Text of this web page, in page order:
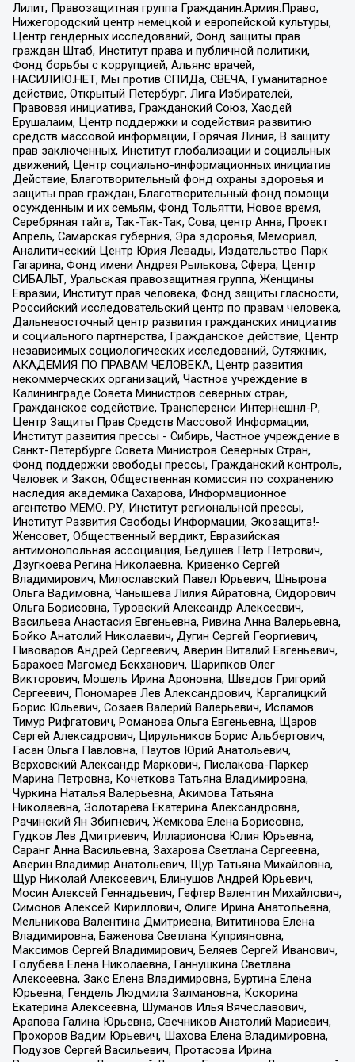
Лилит, Правозащитная группа Гражданин.Армия.Право,
Нижегородский центр немецкой и европейской культуры,
Центр гендерных исследований, Фонд защиты прав
граждан Штаб, Институт права и публичной политики,
Фонд борьбы с коррупцией, Альянс врачей,
НАСИЛИЮ.НЕТ, Мы против СПИДа, СВЕЧА, Гуманитарное
действие, Открытый Петербург, Лига Избирателей,
Правовая инициатива, Гражданский Союз, Хасдей
Ерушалаим, Центр поддержки и содействия развитию
средств массовой информации, Горячая Линия, В защиту
прав заключенных, Институт глобализации и социальных
движений, Центр социально-информационных инициатив
Действие, Благотворительный фонд охраны здоровья и
защиты прав граждан, Благотворительный фонд помощи
осужденным и их семьям, Фонд Тольятти, Новое время,
Серебряная тайга, Так-Так-Так, Сова, центр Анна, Проект
Апрель, Самарская губерния, Эра здоровья, Мемориал,
Аналитический Центр Юрия Левады, Издательство Парк
Гагарина, Фонд имени Андрея Рылькова, Сфера, Центр
СИБАЛЬТ, Уральская правозащитная группа, Женщины
Евразии, Институт прав человека, Фонд защиты гласности,
Российский исследовательский центр по правам человека,
Дальневосточный центр развития гражданских инициатив
и социального партнерства, Гражданское действие, Центр
независимых социологических исследований, Сутяжник,
АКАДЕМИЯ ПО ПРАВАМ ЧЕЛОВЕКА, Центр развития
некоммерческих организаций, Частное учреждение в
Калининграде Совета Министров северных стран,
Гражданское содействие, Трансперенси Интернешнл-Р,
Центр Защиты Прав Средств Массовой Информации,
Институт развития прессы - Сибирь, Частное учреждение в
Санкт-Петербурге Совета Министров Северных Стран,
Фонд поддержки свободы прессы, Гражданский контроль,
Человек и Закон, Общественная комиссия по сохранению
наследия академика Сахарова, Информационное
агентство МЕМО. РУ, Институт региональной прессы,
Институт Развития Свободы Информации, Экозащита!-
Женсовет, Общественный вердикт, Евразийская
антимонопольная ассоциация, Бедушев Петр Петрович,
Дзугкоева Регина Николаевна, Кривенко Сергей
Владимирович, Милославский Павел Юрьевич, Шнырова
Ольга Вадимовна, Чанышева Лилия Айратовна, Сидорович
Ольга Борисовна, Туровский Александр Алексеевич,
Васильева Анастасия Евгеньевна, Ривина Анна Валерьевна,
Бойко Анатолий Николаевич, Дугин Сергей Георгиевич,
Пивоваров Андрей Сергеевич, Аверин Виталий Евгеньевич,
Барахоев Магомед Бекханович, Шарипков Олег
Викторович, Мошель Ирина Ароновна, Шведов Григорий
Сергеевич, Пономарев Лев Александрович, Каргалицкий
Борис Юльевич, Созаев Валерий Валерьевич, Исламов
Тимур Рифгатович, Романова Ольга Евгеньевна, Щаров
Сергей Алексадрович, Цирульников Борис Альбертович,
Гасан Ольга Павловна, Паутов Юрий Анатольевич,
Верховский Александр Маркович, Пислакова-Паркер
Марина Петровна, Кочеткова Татьяна Владимировна,
Чуркина Наталья Валерьевна, Акимова Татьяна
Николаевна, Золотарева Екатерина Александровна,
Рачинский Ян Збигневич, Жемкова Елена Борисовна,
Гудков Лев Дмитриевич, Илларионова Юлия Юрьевна,
Саранг Анна Васильевна, Захарова Светлана Сергеевна,
Аверин Владимир Анатольевич, Щур Татьяна Михайловна,
Щур Николай Алексеевич, Блинушов Андрей Юрьевич,
Мосин Алексей Геннадьевич, Гефтер Валентин Михайлович,
Симонов Алексей Кириллович, Флиге Ирина Анатольевна,
Мельникова Валентина Дмитриевна, Вититинова Елена
Владимировна, Баженова Светлана Куприяновна,
Максимов Сергей Владимирович, Беляев Сергей Иванович,
Голубева Елена Николаевна, Ганнушкина Светлана
Алексеевна, Закс Елена Владимировна, Буртина Елена
Юрьевна, Гендель Людмила Залмановна, Кокорина
Екатерина Алексеевна, Шуманов Илья Вячеславович,
Арапова Галина Юрьевна, Свечников Анатолий Мариевич,
Прохоров Вадим Юрьевич, Шахова Елена Владимировна,
Подузов Сергей Васильевич, Протасова Ирина